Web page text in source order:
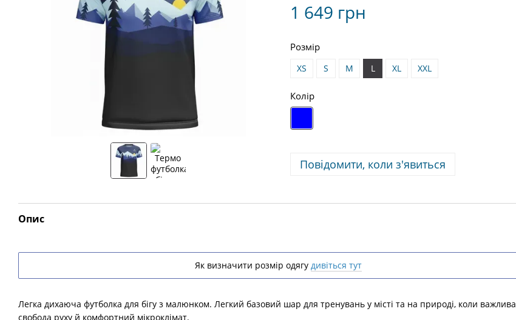
1 649 грн
Розмір
XS S M L XL XXL
Колір
Повідомити, коли з'явиться
Опис
Як визначити розмір одягу дивіться тут
Легка дихаюча футболка для бігу з малюнком. Легкий базовий шар для тренувань у місті та на природі, коли важлива
свобода руху й комфортний мікроклімат.